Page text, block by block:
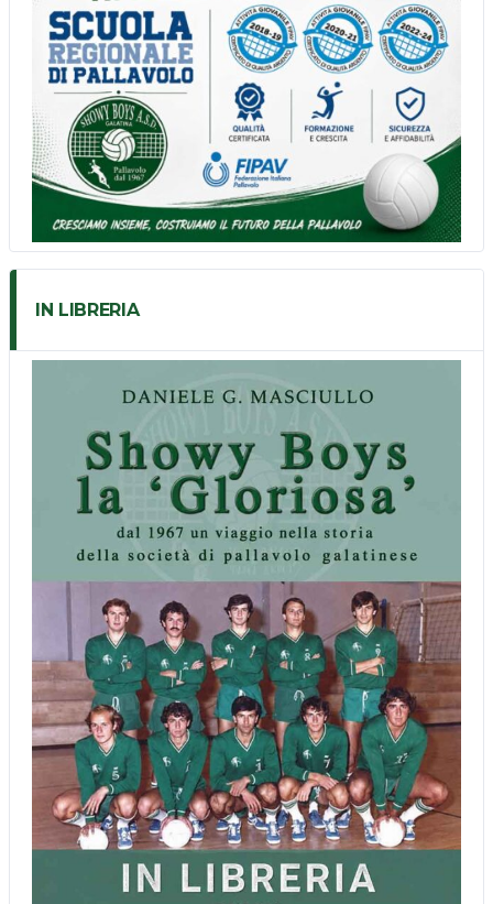
IN LIBRERIA